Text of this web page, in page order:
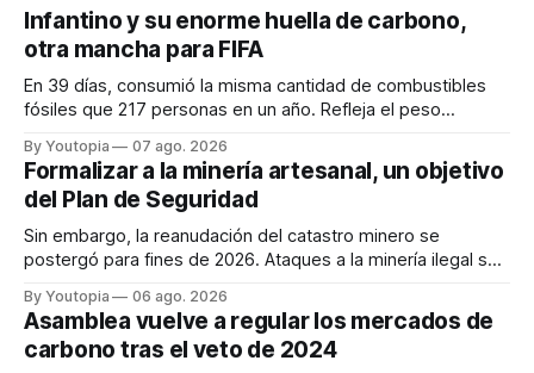
Infantino y su enorme huella de carbono,
otra mancha para FIFA
En 39 días, consumió la misma cantidad de combustibles
fósiles que 217 personas en un año. Refleja el peso
By Youtopia 07 ago. 2026
Formalizar a la minería artesanal, un objetivo
del Plan de Seguridad
Sin embargo, la reanudación del catastro minero se
postergó para fines de 2026. Ataques a la minería ilegal se
By Youtopia 06 ago. 2026
Asamblea vuelve a regular los mercados de
carbono tras el veto de 2024